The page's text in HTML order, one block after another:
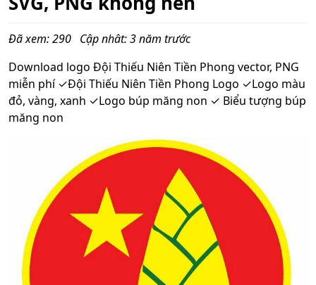
Đã xem: 290 Cập nhât: 3 năm trước
Download logo Đội Thiếu Niên Tiền Phong vector, PNG
miễn phí ✓Đội Thiếu Niên Tiền Phong Logo ✓Logo màu
đỏ, vàng, xanh ✓Logo búp măng non ✓ Biểu tượng búp
măng non